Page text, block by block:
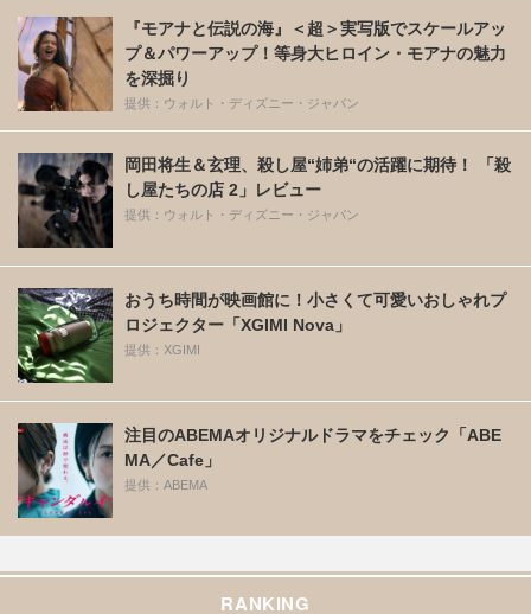
『モアナと伝説の海』＜超＞実写版でスケールアッ
プ＆パワーアップ！等身大ヒロイン・モアナの魅力
を深掘り
提供：ウォルト・ディズニー・ジャパン
岡田将生＆玄理、殺し屋“姉弟“の活躍に期待！ 「殺
し屋たちの店 2」レビュー
提供：ウォルト・ディズニー・ジャパン
おうち時間が映画館に！小さくて可愛いおしゃれプ
ロジェクター「XGIMI Nova」
提供：XGIMI
注目のABEMAオリジナルドラマをチェック「ABE
MA／Cafe」
提供：ABEMA
RANKING